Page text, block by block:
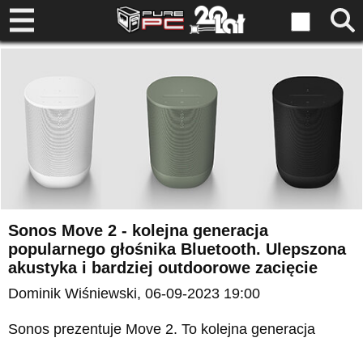
Sonos Move 2 - kolejna generacja
popularnego głośnika Bluetooth. Ulepszona
akustyka i bardziej outdoorowe zacięcie
Dominik Wiśniewski, 06-09-2023 19:00
Sonos prezentuje Move 2. To kolejna generacja